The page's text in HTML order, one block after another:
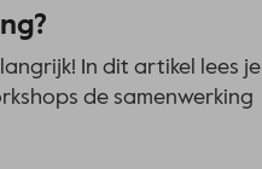
In dit artikel lees je
de samenwerking